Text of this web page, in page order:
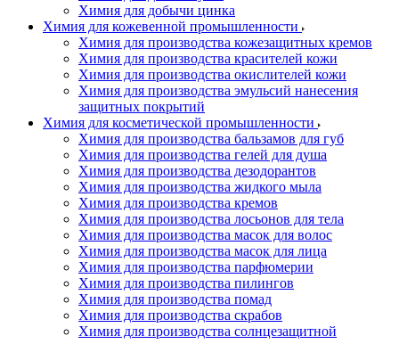
Химия для добычи цинка
Химия для кожевенной промышленности
Химия для производства кожезащитных кремов
Химия для производства красителей кожи
Химия для производства окислителей кожи
Химия для производства эмульсий нанесения
защитных покрытий
Химия для косметической промышленности
Химия для производства бальзамов для губ
Химия для производства гелей для душа
Химия для производства дезодорантов
Химия для производства жидкого мыла
Химия для производства кремов
Химия для производства лосьонов для тела
Химия для производства масок для волос
Химия для производства масок для лица
Химия для производства парфюмерии
Химия для производства пилингов
Химия для производства помад
Химия для производства скрабов
Химия для производства солнцезащитной